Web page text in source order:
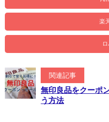
楽
関連記事
無印良品をクーポ
う方法